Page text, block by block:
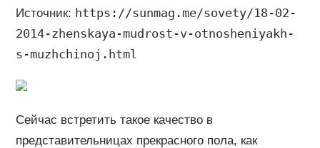
Источник: https://sunmag.me/sovety/18-02-
2014-zhenskaya-mudrost-v-otnosheniyakh-
s-muzhchinoj.html
Сейчас встретить такое качество в
представительницах прекрасного пола, как